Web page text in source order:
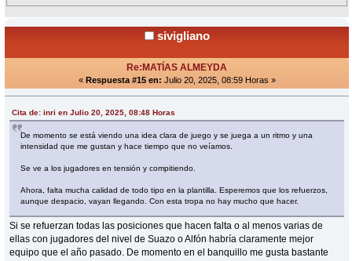
sivigliano
Re:MATÍAS ALMEYDA
« Respuesta #15 en: Julio 20, 2025, 08:59 Horas »
Cita de: inri en Julio 20, 2025, 08:48 Horas
De momento se está viendo una idea clara de juego y se juega a un ritmo y una
intensidad que me gustan y hace tiempo que no veíamos.
Se ve a los jugadores en tensión y compitiendo.
Ahora, falta mucha calidad de todo tipo en la plantilla. Esperemos que los refuerzos,
aunque despacio, vayan llegando. Con esta tropa no hay mucho que hacer.
Si se refuerzan todas las posiciones que hacen falta o al menos varias de
ellas con jugadores del nivel de Suazo o Alfón habría claramente mejor
equipo que el año pasado. De momento en el banquillo me gusta bastante